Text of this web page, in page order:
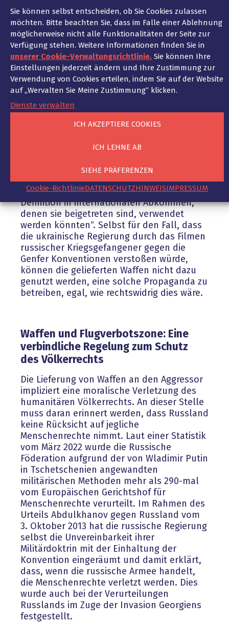
Sie können selbst entscheiden, ob Sie Cookies zulassen
möchten. Bitte beachten Sie, dass im Falle einer Ablehnung
möglicherweise nicht alle Funktionalitäten der Seite zur
Verfügung stehen. Weitere Informationen finden Sie in
unserer Cookie-Verwaltungsrichtlinie. Sie können Ihre
Einstellungen jederzeit ändern und Ihre Zustimmung zur
Verwendung von Cookies erteilen, indem Sie auf der Website
auf „Wervalten Sie Meine Zustimmung“ klicken.
Dienste verwalten
ICH AKZEPTIERE COOKIES
ICH LEHNE AB
SIEHE PRÄFERENZEN
Cookie-RichtlinieDATENSCHUTZHINWEISIMPRESSUM
das Völkerrecht geregelt. Die USA oder
Russland sind zwar nicht Vertragsparteien
des völkerrechtlichen Vertrags über den
Waffenhandel von 2013, dafür aber die
meisten europäischen Staaten, darunter
auch Deutschland, Großbritannien und
Frankreich. Sie haben sich verpflichtet,
keine Waffenlieferungen zu genehmigen,
wenn sie „zum Zeitpunkt der Beantragung
der Genehmigung Kenntnis davon haben,
dass diese Waffen oder Güter zur Begehung
Menschlichkeit, schweren Verstößen gegen
Angriffen auf Zivilisten oder zivilem
Eigentum, das als solches geschützt ist,
oder anderen Kriegsverbrechen gemäß der
Definition in internationalen Abkommen,
denen sie beigetreten sind, verwendet
werden könnten“. Selbst für den Fall, dass
die ukrainische Regierung durch das Filmen
russischer Kriegsgefangener gegen die
Genfer Konventionen verstoßen würde,
können die gelieferten Waffen nicht dazu
genutzt werden, eine solche Propaganda zu
betreiben, egal, wie rechtswidrig dies wäre.
Waffen und Flugverbotszone: Eine
verbindliche Regelung zum Schutz
des Völkerrechts
Die Lieferung von Waffen an den Aggressor
impliziert eine moralische Verletzung des
humanitären Völkerrechts. An dieser Stelle
muss daran erinnert werden, dass Russland
keine Rücksicht auf jegliche
Menschenrechte nimmt. Laut einer Statistik
vom März 2022 wurde die Russische
Föderation aufgrund der von Wladimir Putin
in Tschetschenien angewandten
militärischen Methoden mehr als 290-mal
vom Europäischen Gerichtshof für
Menschenrechte verurteilt. Im Rahmen des
Urteils Abdulkhanov gegen Russland vom
3. Oktober 2013 hat die russische Regierung
selbst die Unvereinbarkeit ihrer
Militärdoktrin mit der Einhaltung der
Konvention eingeräumt und damit erklärt,
dass, wenn die russische Armee handelt,
die Menschenrechte verletzt werden. Dies
wurde auch bei der Verurteilungen
Russlands im Zuge der Invasion Georgiens
festgestellt.